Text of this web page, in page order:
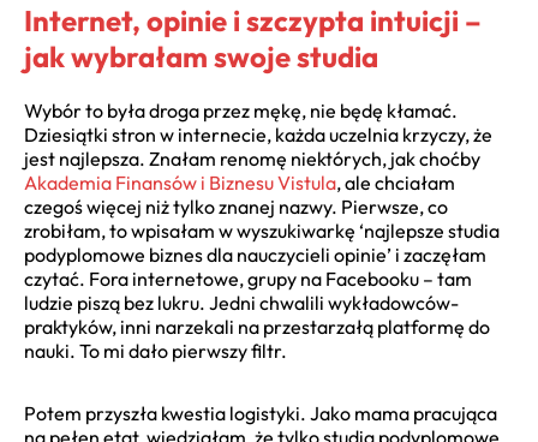
Internet, opinie i szczypta intuicji –
jak wybrałam swoje studia
Wybór to była droga przez mękę, nie będę kłamać.
Dziesiątki stron w internecie, każda uczelnia krzyczy, że
jest najlepsza. Znałam renomę niektórych, jak choćby
Akademia Finansów i Biznesu Vistula, ale chciałam
czegoś więcej niż tylko znanej nazwy. Pierwsze, co
zrobiłam, to wpisałam w wyszukiwarkę ‘najlepsze studia
podyplomowe biznes dla nauczycieli opinie’ i zaczęłam
czytać. Fora internetowe, grupy na Facebooku – tam
ludzie piszą bez lukru. Jedni chwalili wykładowców-
praktyków, inni narzekali na przestarzałą platformę do
nauki. To mi dało pierwszy filtr.
Potem przyszła kwestia logistyki. Jako mama pracująca
na pełen etat, wiedziałam, że tylko studia podyplomowe